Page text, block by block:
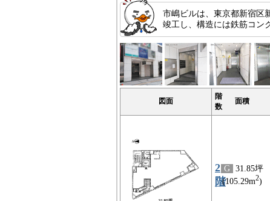
市嶋ビルは、東京都新宿区
竣工し、構造には鉄筋コン
図面
階
数
面積
2
階
G 31.85坪
(105.29m2)